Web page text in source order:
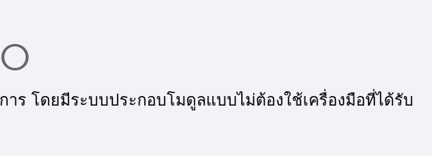
ร โดยมีระบบประกอบโมดูลแบบไม่ต้องใช้เครื่องมือที่ได้รับ